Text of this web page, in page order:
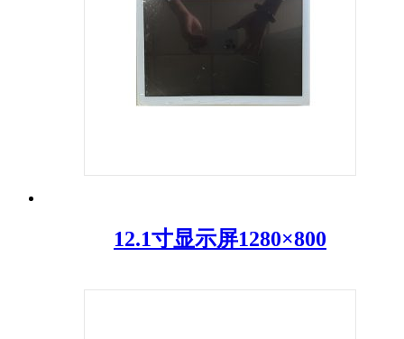
12.1寸显示屏1280×800